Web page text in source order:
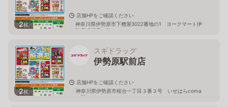
2枚
店舗HPをご確認ください
神奈川県伊勢原市下糟屋3022番地の1 ヨークマート伊
勢原成瀬店１階
2枚
スギドラッグ
伊勢原駅前店
店舗HPをご確認ください
神奈川県伊勢原市桜台一丁目３番３号 いせはらcoma
２階